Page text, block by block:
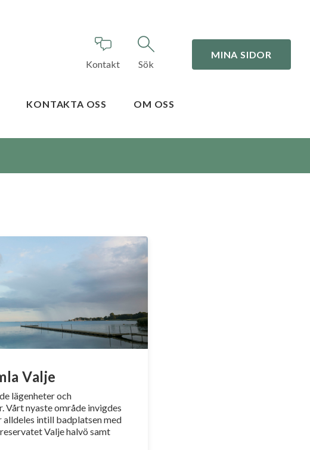
Kontakt Sök
MINA SIDOR
KONTAKTA OSS OM OSS
Valje
lägenheter och
Vårt nyaste område invigdes
alldeles intill badplatsen med
Valje halvö samt